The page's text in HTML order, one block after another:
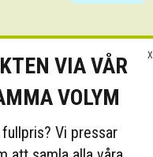
X
VIA VÅR
VOLYM
Vi pressar